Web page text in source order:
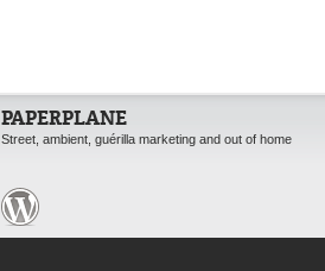
PAPERPLANE
Street, ambient, guérilla marketing and out of home